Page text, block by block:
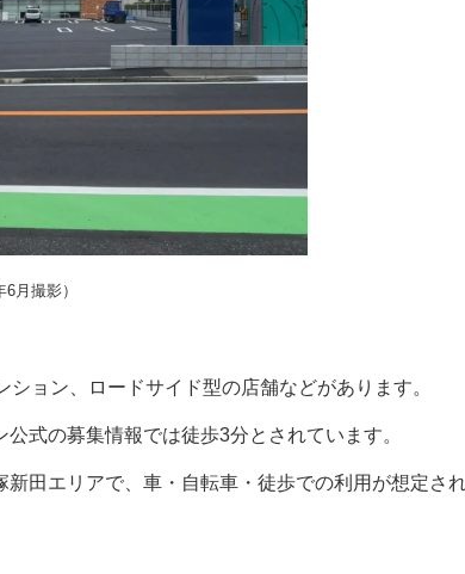
6月撮影）
ョン、ロードサイド型の店舗などがあります。
式の募集情報では徒歩3分とされています。
田エリアで、車・自転車・徒歩での利用が想定され